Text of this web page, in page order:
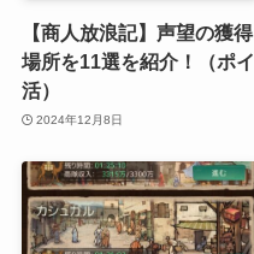
【商人放浪記】声望の獲得
場所を11選を紹介！（ポイ
活）
2024年12月8日